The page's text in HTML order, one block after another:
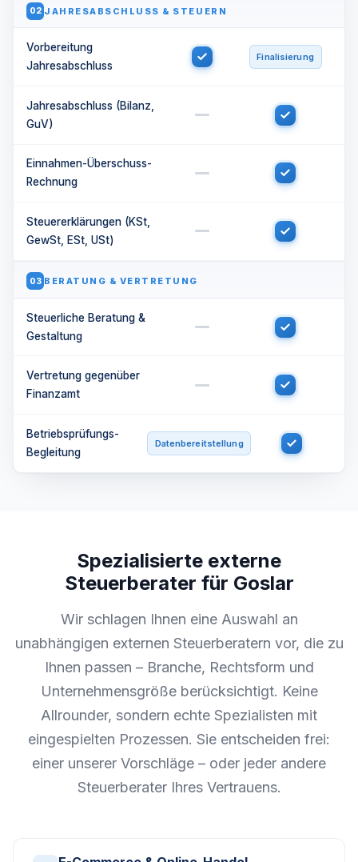
02 JAHRESABSCHLUSS & STEUERN
Vorbereitung
Jahresabschluss
Finalisierung
Jahresabschluss (Bilanz,
GuV)
Einnahmen-Überschuss-
Rechnung
Steuererklärungen (KSt,
GewSt, ESt, USt)
03 BERATUNG & VERTRETUNG
Steuerliche Beratung &
Gestaltung
Vertretung gegenüber
Finanzamt
Betriebsprüfungs-
Begleitung
Datenbereitstellung
Spezialisierte externe
Steuerberater für Goslar
Wir schlagen Ihnen eine Auswahl an
unabhängigen externen Steuerberatern vor, die zu
Ihnen passen – Branche, Rechtsform und
Unternehmensgröße berücksichtigt. Keine
Allrounder, sondern echte Spezialisten mit
eingespielten Prozessen. Sie entscheiden frei:
einer unserer Vorschläge – oder jeder andere
Steuerberater Ihres Vertrauens.